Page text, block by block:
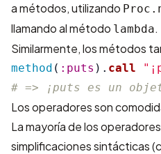
a métodos, utilizando
llamando al método lambda.
Similarmente, los métodos
method ( :puts ). call
# => ¡puts es un
Los operadores son
La mayoría de los
simplificaciones sintácticas